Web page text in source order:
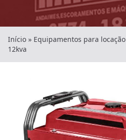
Início » Equipamentos para locação
12kva